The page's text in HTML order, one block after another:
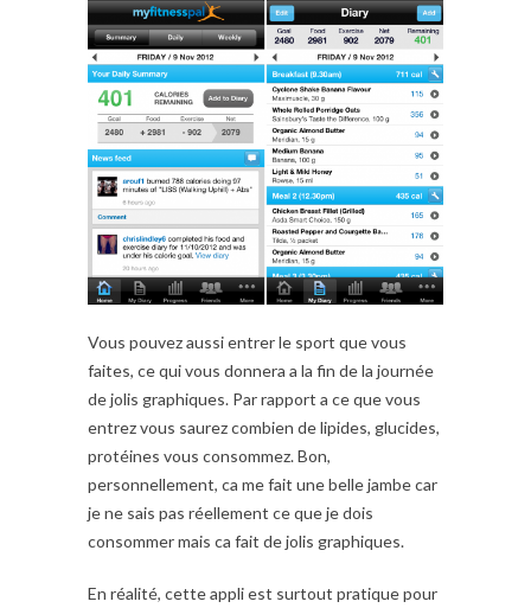
Vous pouvez aussi entrer le sport que vous
faites, ce qui vous donnera a la fin de la journée
de jolis graphiques. Par rapport a ce que vous
entrez vous saurez combien de lipides, glucides,
protéines vous consommez. Bon,
personnellement, ca me fait une belle jambe car
je ne sais pas réellement ce que je dois
consommer mais ca fait de jolis graphiques.
En réalité, cette appli est surtout pratique pour